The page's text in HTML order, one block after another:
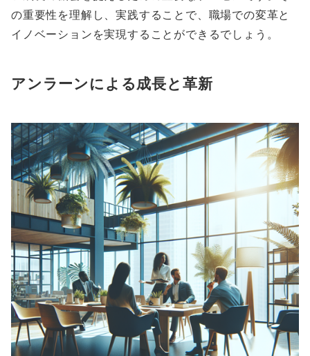
の重要性を理解し、実践することで、職場での変革と
イノベーションを実現することができるでしょう。
アンラーンによる成長と革新